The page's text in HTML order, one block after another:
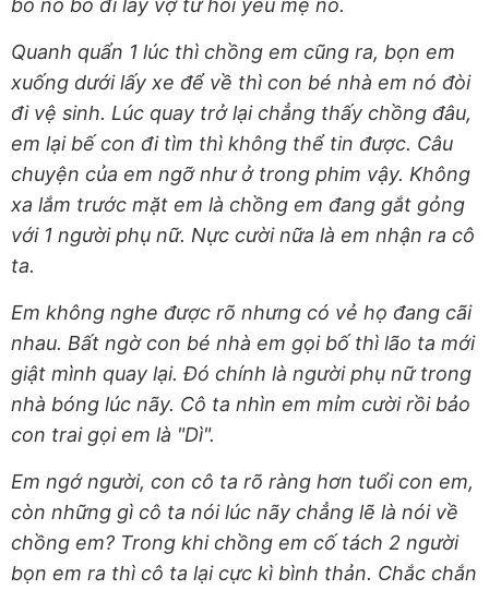
bố nó bỏ đi lấy vợ từ hồi yêu mẹ nó.
Quanh quẩn 1 lúc thì chồng em cũng ra, bọn em
xuống dưới lấy xe để về thì con bé nhà em nó đòi
đi vệ sinh. Lúc quay trở lại chẳng thấy chồng đâu,
em lại bế con đi tìm thì không thể tin được. Câu
chuyện của em ngỡ như ở trong phim vậy. Không
xa lắm trước mặt em là chồng em đang gắt gỏng
với 1 người phụ nữ. Nực cười nữa là em nhận ra cô
ta.
Em không nghe được rõ nhưng có vẻ họ đang cãi
nhau. Bất ngờ con bé nhà em gọi bố thì lão ta mới
giật mình quay lại. Đó chính là người phụ nữ trong
nhà bóng lúc nãy. Cô ta nhìn em mỉm cười rồi bảo
con trai gọi em là "Dì".
Em ngớ người, con cô ta rõ ràng hơn tuổi con em,
còn những gì cô ta nói lúc nãy chẳng lẽ là nói về
chồng em? Trong khi chồng em cố tách 2 người
bọn em ra thì cô ta lại cực kì bình thản. Chắc chắn